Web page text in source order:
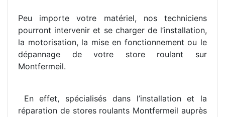
Peu importe votre matériel, nos techniciens
pourront intervenir et se charger de l’installation,
la motorisation, la mise en fonctionnement ou le
dépannage de votre store roulant sur
Montfermeil.
En effet, spécialisés dans l’installation et la
réparation de stores roulants Montfermeil auprès